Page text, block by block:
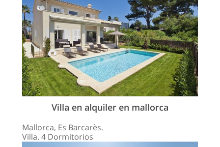
Villa en alquiler en mallorca
Mallorca, Es Barcarès.
Villa. 4 Dormitorios